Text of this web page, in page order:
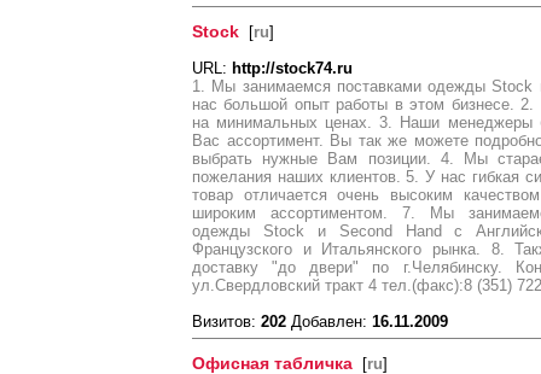
Stock [ru]
URL: http://stock74.ru
1. Мы занимаемся поставками одежды Stock
нас большой опыт работы в этом бизнесе. 2.
на минимальных ценах. 3. Наши менеджеры
Вас ассортимент. Вы так же можете
выбрать нужные Вам позиции. 4. Мы
пожелания наших клиентов. 5. У нас гибкая
товар отличается очень высоким
широким ассортиментом. 7. Мы
одежды Stock и Second Hand с
Французского и Итальянского рынка. 8.
доставку "до двери" по г.Челябинску.
ул.Свердловский тракт 4 тел.(факс):8 (351)
Визитов: 202 Добавлен: 16.11.2009
Офисная табличка [ru]